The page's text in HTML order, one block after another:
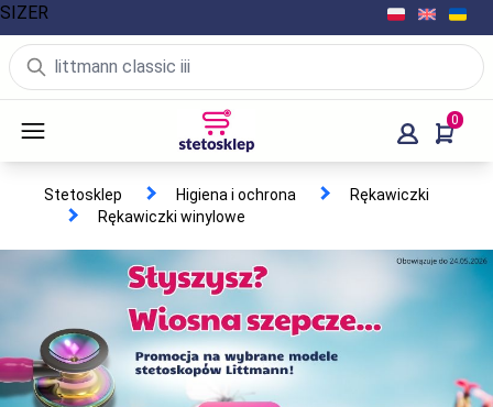
0
Stetosklep Higiena i ochrona
Rękawiczki
Rękawiczki winylowe
SIZER